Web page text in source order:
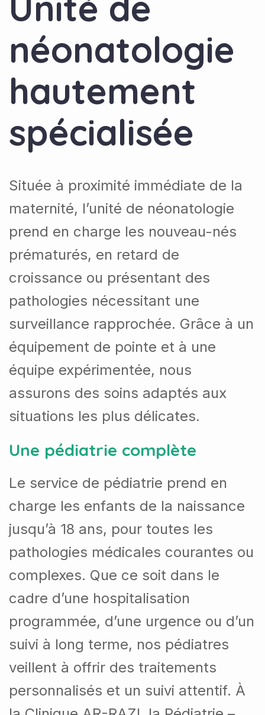
néonatologie
hautement
spécialisée
Située à proximité immédiate de la
maternité, l’unité de néonatologie
prend en charge les nouveau-nés
prématurés, en retard de
croissance ou présentant des
pathologies nécessitant une
surveillance rapprochée. Grâce à un
équipement de pointe et à une
équipe expérimentée, nous
assurons des soins adaptés aux
situations les plus délicates.
Une pédiatrie complète
Le service de pédiatrie prend en
charge les enfants de la naissance
jusqu’à 18 ans, pour toutes les
pathologies médicales courantes ou
complexes. Que ce soit dans le
cadre d’une hospitalisation
programmée, d’une urgence ou d’un
suivi à long terme, nos pédiatres
veillent à offrir des traitements
personnalisés et un suivi attentif. À